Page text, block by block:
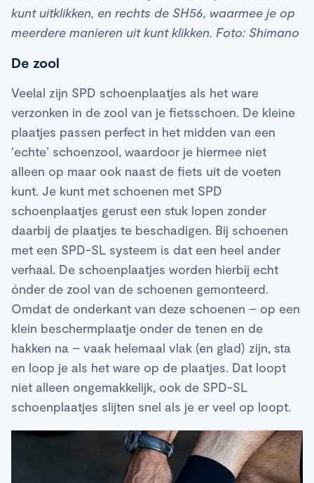
kunt uitklikken, en rechts de SH56, waarmee je op
meerdere manieren uit kunt klikken. Foto: Shimano
De zool
Veelal zijn SPD schoenplaatjes als het ware
verzonken in de zool van je fietsschoen. De kleine
plaatjes passen perfect in het midden van een
‘echte’ schoenzool, waardoor je hiermee niet
alleen op maar ook naast de fiets uit de voeten
kunt. Je kunt met schoenen met SPD
schoenplaatjes gerust een stuk lopen zonder
daarbij de plaatjes te beschadigen. Bij schoenen
met een SPD-SL systeem is dat een heel ander
verhaal. De schoenplaatjes worden hierbij echt
ónder de zool van de schoenen gemonteerd.
Omdat de onderkant van deze schoenen – op een
klein beschermplaatje onder de tenen en de
hakken na – vaak helemaal vlak (en glad) zijn, sta
en loop je als het ware op de plaatjes. Dat loopt
niet alleen ongemakkelijk, ook de SPD-SL
schoenplaatjes slijten snel als je er veel op loopt.